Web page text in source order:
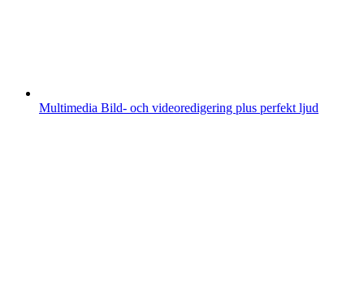
Multimedia Bild- och videoredigering plus perfekt ljud